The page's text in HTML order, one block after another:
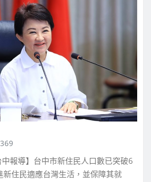
中報導】台中市新住民人口數已突破6
新住民適應台灣生活，並保障其就